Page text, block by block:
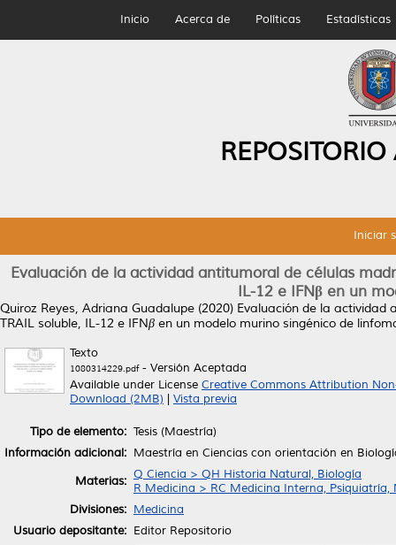
Inicio Acerca de Políticas Estadísticas
Iniciar
Evaluación de la actividad antitumoral de células
IL-12 e IFNβ en un
Quiroz Reyes, Adriana Guadalupe (2020) Evaluación de la actividad
TRAIL soluble, IL-12 e IFNβ en un modelo murino singénico de
Texto
1080314229.pdf- Versión Aceptada
Available under License Creative Commons Attribution
Download (2MB)
Vista previa
Tipo de elemento: Tesis (Maestría)
Información adicional: Maestría en Ciencias con orientación en
Materias: Q Ciencia > QH Historia Natural, Biología
R Medicina > RC Medicina Interna, Psiquiatría,
Divisiones: Medicina
Usuario depositante: Editor Repositorio